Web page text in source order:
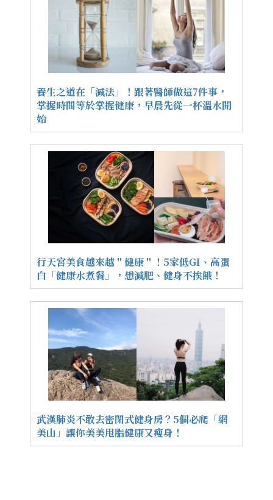
養生之道在「減法」！跟著醫師做這7件事，
掌握時間等於掌握健康，早晨先從一杯溫水開
始
行天宮美食越來越＂健康＂！5家低GI、高蛋
白「健康水煮餐」，想減肥、健身不挨餓！
武漢肺炎不敢去密閉式健身房？5個必爬「網
美山」讓你美美甩脂健康又瘦身！